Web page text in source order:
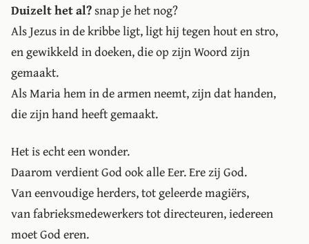
Duizelt het al?snap je het nog?
Als Jezus in de kribbe ligt, ligt hij tegen hout en stro,
en gewikkeld in doeken, die op zijn Woord zijn
gemaakt.
Als Maria hem in de armen neemt, zijn dat handen,
die zijn hand heeft gemaakt.
Het is echt een wonder.
Daarom verdient God ook alle Eer. Ere zij God.
Van eenvoudige herders, tot geleerde magiërs,
van fabrieksmedewerkers tot directeuren, iedereen
moet God eren.